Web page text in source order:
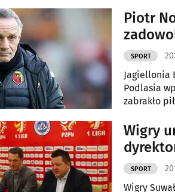
Piotr
SPORT
Jagiellonia
Podlasia
zabrakło
Wigry
SPORT
Wigry